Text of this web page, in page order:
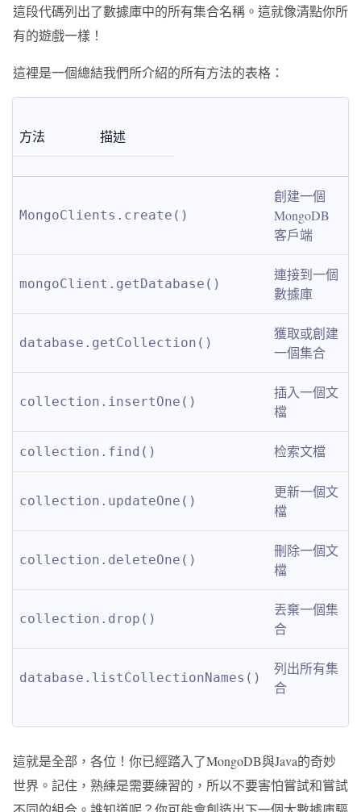
這段代碼列出了數據庫中的所有集合名稱。這就像清點你所
有的遊戲一樣！
這裡是一個總結我們所介紹的所有方法的表格：
方法 描述
MongoClients.create()
創建一個
MongoDB
客戶端
mongoClient.getDatabase()
連接到一個
數據庫
database.getCollection()
獲取或創建
一個集合
collection.insertOne()
插入一個文
檔
collection.find() 检索文檔
collection.updateOne()
更新一個文
檔
collection.deleteOne()
刪除一個文
檔
collection.drop()
丟棄一個集
合
database.listCollectionNames()
列出所有集
合
這就是全部，各位！你已經踏入了MongoDB與Java的奇妙
世界。記住，熟練是需要練習的，所以不要害怕嘗試和嘗試